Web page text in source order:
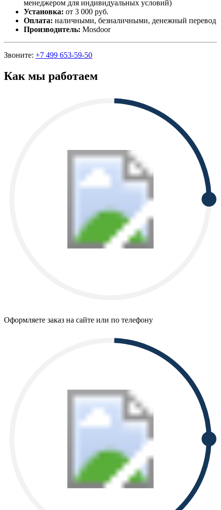
менеджером для индивидуальных условий)
Установка: от 3 000 руб.
Оплата: наличными, безналичными, денежный перевод
Производитель: Mosdoor
Звоните: +7 499 653-59-50
Как мы работаем
Оформляете заказ на сайте или по телефону